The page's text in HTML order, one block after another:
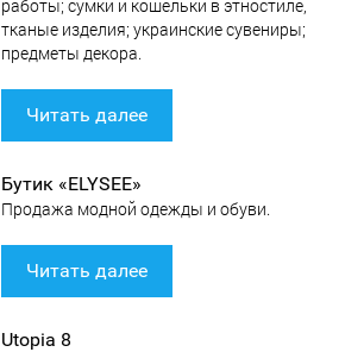
работы; сумки и кошельки в этностиле,
тканые изделия; украинские сувениры;
предметы декора.
Читать далее
Бутик «ELYSEE»
Продажа модной одежды и обуви.
Читать далее
Utopia 8